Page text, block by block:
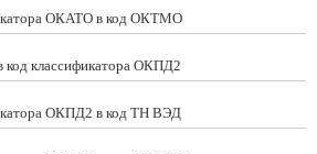
ОКАТО в код ОКТМО
классификатора ОКПД2
ОКПД2 в код ТН ВЭД